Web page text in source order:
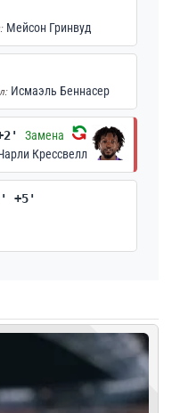
Мейсон Гринвуд
Исмаэль Беннасер
Замена
Крессвелл
+5'